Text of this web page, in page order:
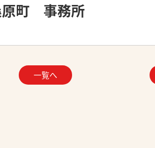
町 事務所
一覧へ